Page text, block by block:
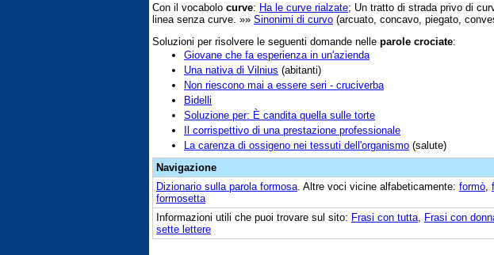
Con il vocabolo curve: Ha le curve rialzate; Un tratto di strada privo di
linea senza curve. »» Sinonimi di curvo (arcuato, concavo, piegato,
Soluzioni per risolvere le seguenti domande nelle parole crociate:
Giovane che fa esperienza in un'azienda
Una nativa di Vilnius (abitanti)
Non riescono mai a essere seri - cruciverba
Bidelli
Soluzione per: È candita quella sulle torte
Il corrispettivo di una prestazione professionale
La carenza di ossigeno nei tessuti dell'organismo (salute)
Navigazione
Dizionario sulla parola formosa . Altre voci vicine alfabeticamente: formò
formosetta
Informazioni utili che puoi trovare sul sito: Frasi con tutta Frasi con
sette lettere